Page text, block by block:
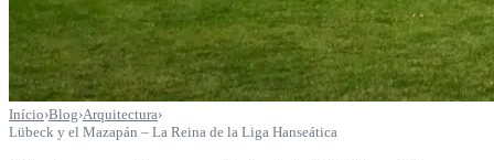
Início›Blog›Arquitectura›
Lübeck y el Mazapán – La Reina de la Liga Hanseática